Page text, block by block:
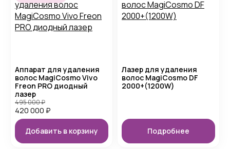
Аппарат для удаления
волос MagiCosmo Vivo
Freon PRO диодный
лазер
420 000 ₽
495 000₽
Добавить в корзину
Лазер для удаления
волос MagiCosmo DF
2000+(1200W)
Подробнее